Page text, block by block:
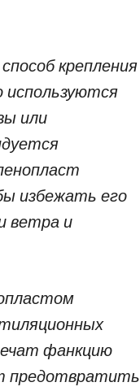
крепления
или
избежать его
ветра и
фанкцию
предотвратить